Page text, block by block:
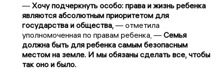
— Хочу подчеркнуть особо: права и жизнь ребенка
являются абсолютным приоритетом для
государства и общества, — отметила
уполномоченная по правам ребенка, — Семья
должна быть для ребенка самым безопасным
местом на земле. И мы обязаны сделать все, чтобы
так оно и было.